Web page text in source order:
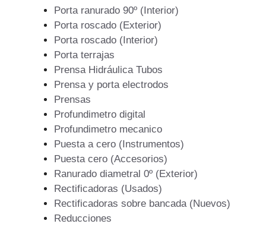
Porta ranurado 90º (Interior)
Porta roscado (Exterior)
Porta roscado (Interior)
Porta terrajas
Prensa Hidráulica Tubos
Prensa y porta electrodos
Prensas
Profundimetro digital
Profundimetro mecanico
Puesta a cero (Instrumentos)
Puesta cero (Accesorios)
Ranurado diametral 0º (Exterior)
Rectificadoras (Usados)
Rectificadoras sobre bancada (Nuevos)
Reducciones